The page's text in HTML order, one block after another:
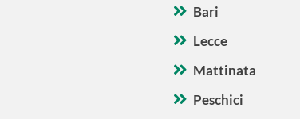
Bari
Lecce
Mattinata
Peschici